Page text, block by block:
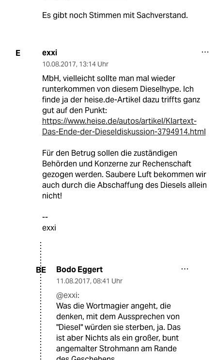
Es gibt noch Stimmen mit Sachverstand.
E exxi
10.08.2017, 13:14 Uhr
MbH, vielleicht sollte man mal wieder
runterkommen von diesem Dieselhype. Ich
finde ja der heise.de-Artikel dazu triffts ganz
gut auf den Punkt:
https://www.heise.de/autos/artikel/Klartext-
Das-Ende-der-Dieseldiskussion-3794914.html
Für den Betrug sollen die zuständigen
Behörden und Konzerne zur Rechenschaft
gezogen werden. Saubere Luft bekommen wir
auch durch die Abschaffung des Diesels allein
nicht!
--
exxi
BE Bodo Eggert
11.08.2017, 08:41 Uhr
@exxi:
Was die Wortmagier angeht, die
denken, mit dem Aussprechen von
"Diesel" würden sie sterben, ja. Das
ist aber Nichts als ein großer, bunt
angemalter Strohmann am Rande